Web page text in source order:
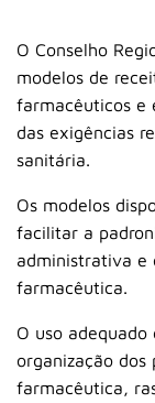
O Conselho
modelos de
farmacêuticos e
das exigências
sanitária.
Os modelos
facilitar a
administrativa e
farmacêutica.
O uso
organização dos
farmacêutica,